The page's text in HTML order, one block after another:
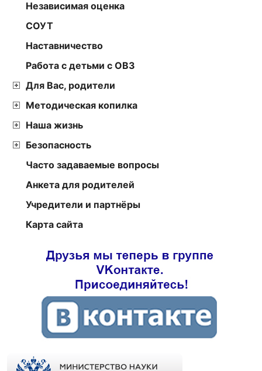
Независимая оценка
СОУТ
Наставничество
Работа с детьми с ОВЗ
Для Вас, родители
Методическая копилка
Наша жизнь
Безопасность
Часто задаваемые вопросы
Анкета для родителей
Учредители и партнёры
Карта сайта